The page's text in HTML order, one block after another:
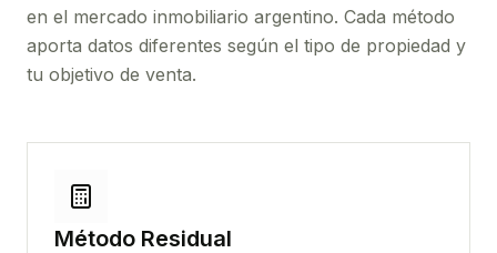
en el mercado inmobiliario argentino. Cada método
aporta datos diferentes según el tipo de propiedad y
tu objetivo de venta.
Método Residual